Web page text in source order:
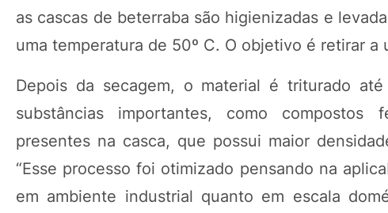
as cascas de beterraba são higienizadas e
uma temperatura de 50º C. O objetivo é retirar
Depois da secagem, o material é triturado
substâncias importantes, como compostos
presentes na casca, que possui maior
“Esse processo foi otimizado pensando na
em ambiente industrial quanto em escala